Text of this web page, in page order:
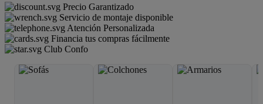
Precio Garantizado
Servicio de montaje disponible
Atención Personalizada
Financia tus compras fácilmente
Club Confo